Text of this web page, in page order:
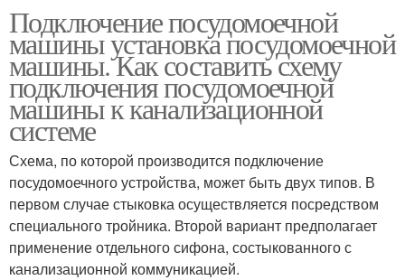
Подключение посудомоечной
машины установка посудомоечной
машины. Как составить схему
подключения посудомоечной
машины к канализационной
системе
Схема, по которой производится подключение
посудомоечного устройства, может быть двух типов. В
первом случае стыковка осуществляется посредством
специального тройника. Второй вариант предполагает
применение отдельного сифона, состыкованного с
канализационной коммуникацией.